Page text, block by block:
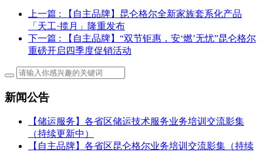
上一篇 : 【自主品牌】昆仑格尔全新家族套系化产品
「天工·揽月」隆重发布
下一篇 : 【自主品牌】“双节钜惠，安‘燃’无忧”昆仑格尔
重磅开启四季度促销活动
新闻公告
【储运服务】各省区储运技术服务业务培训交流影集
（持续更新中）
【自主品牌】各省区昆仑格尔业务培训交流影集（持续